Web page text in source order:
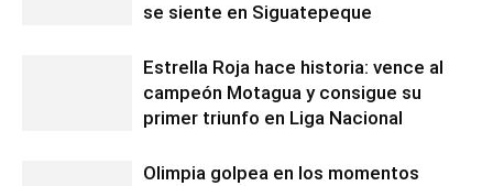
se siente en Siguatepeque
Estrella Roja hace historia: vence al
campeón Motagua y consigue su
primer triunfo en Liga Nacional
Olimpia golpea en los momentos